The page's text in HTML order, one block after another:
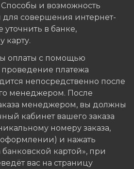
и возможность
для совершения интернет-
в банке,
карту.
оплаты с помощью
платежа
непосредственно после
менеджером. После
менеджером, вы должны
кабинет вашего заказа
номеру заказа,
и нажать
картой», при
вас на страницу